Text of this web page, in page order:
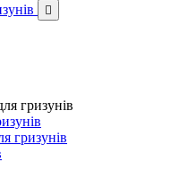

гризунів
гризунів